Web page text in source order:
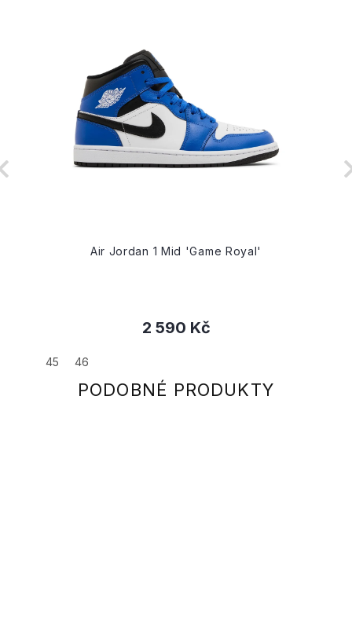
Air Jordan 1 Mid 'Game Royal'
2 590 Kč
45 46